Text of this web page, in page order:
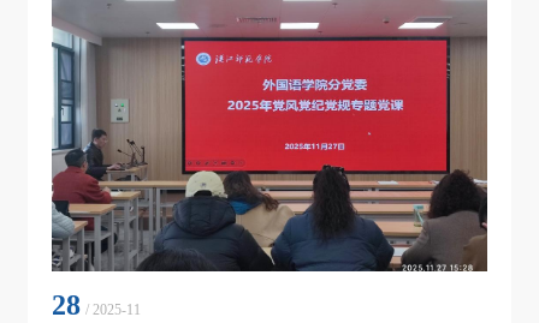
28 / 2025-11